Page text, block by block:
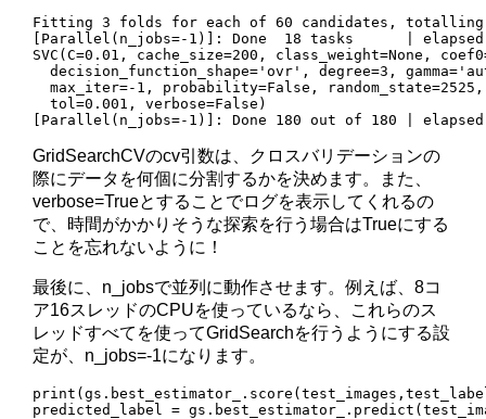
Fitting 3 folds for each of 60 candidates,
[Parallel(n_jobs=-1)]: Done  18 tasks      |
SVC(C=0.01, cache_size=200, class_weight=None,
decision_function_shape='ovr', degree=3,
max_iter=-1, probability=False,
  tol=0.001, verbose=False)
GridSearchCVのcv引数は、クロスバリデーションの
際にデータを何個に分割するかを決めます。また、
verbose=Trueとすることでログを表示してくれるの
で、時間がかかりそうな探索を行う場合はTrueにする
ことを忘れないように！
最後に、n_jobsで並列に動作させます。例えば、8コ
ア16スレッドのCPUを使っているなら、これらのス
レッドすべてを使ってGridSearchを行うようにする設
定が、n_jobs=-1になります。
predicted_label =